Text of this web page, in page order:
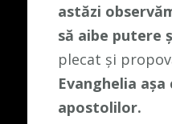
astăzi
să aibe putere
plecat și
Evanghelia
apostolilor.